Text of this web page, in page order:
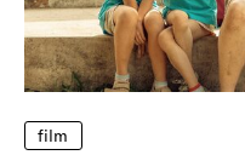
film